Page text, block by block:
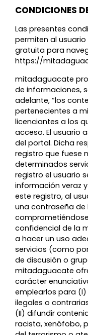
CONDICIONES
Las presentes
permiten al
gratuita para
https://
mitadaguacate
de informaciones,
adelante, “los
pertenecientes a
licenciantes a los
acceso. El usuario
del portal. Dicha
registro que fuese
determinados
registro el usuario
información veraz
este registro, al
una contraseña de
confidencial de la
a hacer un uso
servicios (como
de discusión o
mitadaguacate
carácter
emplearlos para
ilegales o
(II) difundir
racista, xenófobo,